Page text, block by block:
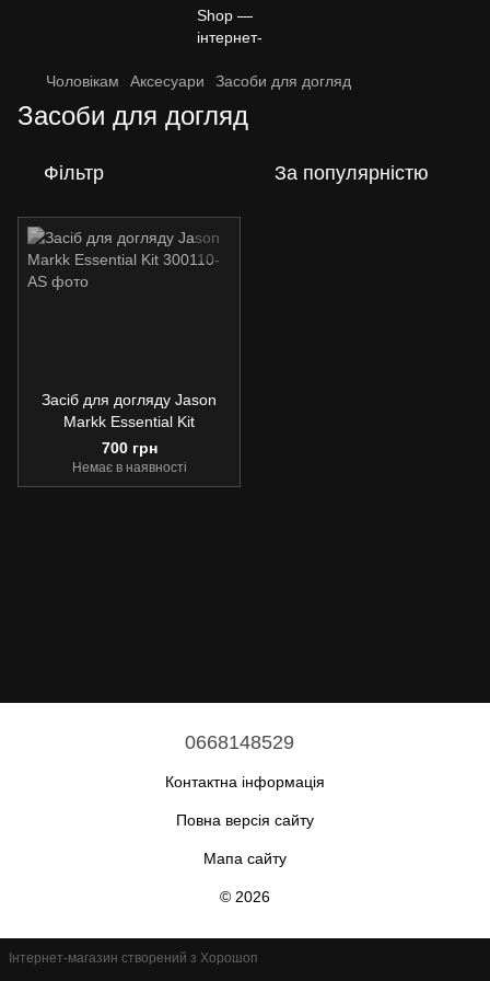
Чоловікам Аксесуари Засоби для догляд
Засоби для догляд
Фільтр За популярністю
Засіб для догляду Jason
Markk Essential Kit
700 грн
Немає в наявності
0668148529
Контактна інформація
Повна версія сайту
Мапа сайту
© 2026
Інтернет-магазин створений з Хорошоп